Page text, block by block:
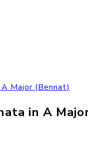
Major (Bennat)
in A